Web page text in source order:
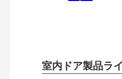
室内ドア製品ラ